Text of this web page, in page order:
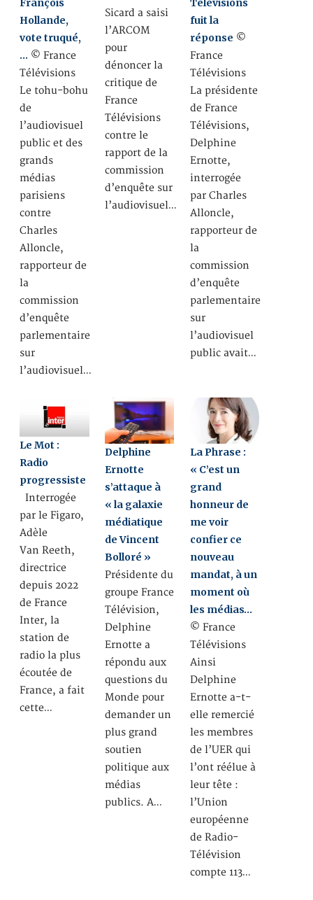
Hollande,
vote truqué,
… © France
Télévisions
Le tohu-bohu
de
l’audiovisuel
public et des
grands
médias
parisiens
contre
Charles
Alloncle,
rapporteur de
la
commission
d’enquête
parlementaire
sur
l’audiovisuel…
Sicard a saisi
l’ARCOM
pour
dénoncer la
critique de
France
Télévisions
contre le
rapport de la
commission
d’enquête sur
l’audiovisuel…
fuit la
réponse ©
France
Télévisions
La présidente
de France
Télévisions,
Delphine
Ernotte,
interrogée
par Charles
Alloncle,
rapporteur de
la
commission
d’enquête
parlementaire
sur
l’audiovisuel
public avait…
Le Mot :
Radio
progressiste
Interrogée
par le Figaro,
Adèle
Van Reeth,
directrice
depuis 2022
de France
Inter, la
station de
radio la plus
écoutée de
France, a fait
cette…
Delphine
Ernotte
s’attaque à
« la galaxie
médiatique
de Vincent
Bolloré »
Présidente du
groupe France
Télévision,
Delphine
Ernotte a
répondu aux
questions du
Monde pour
demander un
plus grand
soutien
politique aux
médias
publics. A…
La Phrase :
« C’est un
grand
honneur de
me voir
confier ce
nouveau
mandat, à un
moment où
les médias…
© France
Télévisions
Ainsi
Delphine
Ernotte a-t-
elle remercié
les membres
de l’UER qui
l’ont réélue à
leur tête :
l’Union
européenne
de Radio-
Télévision
compte 113…